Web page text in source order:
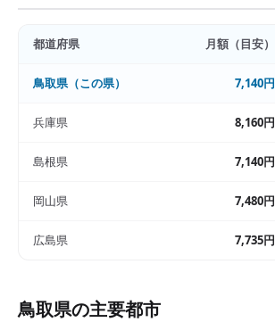
都道府県 月額（目安）
鳥取県（この県） 7,140円
兵庫県 8,160円
島根県 7,140円
岡山県 7,480円
広島県 7,735円
鳥取県の主要都市